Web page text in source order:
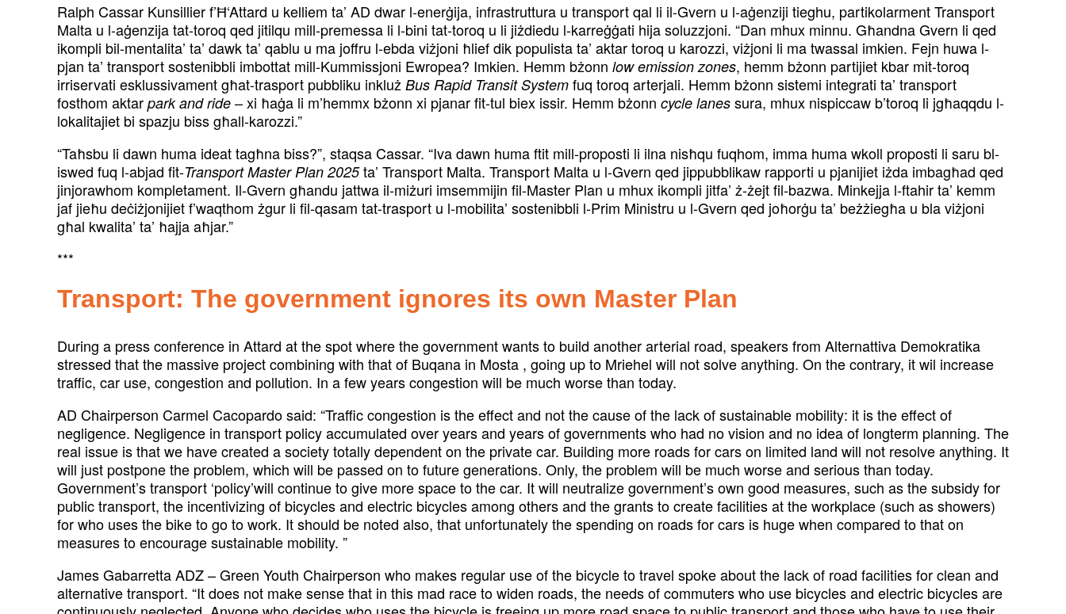
Ralph Cassar Kunsillier f’Ħ‘Attard u kelliem ta’ AD dwar l-enerġija, infrastruttura u transport qal li il-Gvern u l-aġenziji tieghu, partikolarment Transport
Malta u l-aġenzija tat-toroq qed jitilqu mill-premessa li l-bini tat-toroq u li jiżdiedu l-karreġġati hija soluzzjoni. “Dan mhux minnu. Għandna Gvern li qed
ikompli bil-mentalita’ ta’ dawk ta’ qablu u ma joffru l-ebda viżjoni ħlief dik populista ta’ aktar toroq u karozzi, viżjoni li ma twassal imkien. Fejn huwa l-
pjan ta’ transport sostenibbli imbottat mill-Kummissjoni Ewropea? Imkien. Hemm bżonn low emission zones, hemm bżonn partijiet kbar mit-toroq
irriservati esklussivament għat-trasport pubbliku inkluż Bus Rapid Transit System fuq toroq arterjali. Hemm bżonn sistemi integrati ta’ transport
fosthom aktar park and ride – xi ħaġa li m’hemmx bżonn xi pjanar fit-tul biex issir. Hemm bżonn cycle lanes sura, mhux nispiccaw b’toroq li jgħaqqdu l-
lokalitajiet bi spazju biss għall-karozzi.”
“Taħsbu li dawn huma ideat tagħna biss?”, staqsa Cassar. “Iva dawn huma ftit mill-proposti li ilna nisħqu fuqhom, imma huma wkoll proposti li saru bl-
iswed fuq l-abjad fit-Transport Master Plan 2025ta’ Transport Malta. Transport Malta u l-Gvern qed jippubblikaw rapporti u pjanijiet iżda imbagħad qed
jinjorawhom kompletament. Il-Gvern għandu jattwa il-miżuri imsemmijin fil-Master Plan u mhux ikompli jitfa’ ż-żejt fil-bazwa. Minkejja l-ftahir ta’ kemm
jaf jieħu deċiżjonijiet f’waqthom żgur li fil-qasam tat-trasport u l-mobilita’ sostenibbli l-Prim Ministru u l-Gvern qed joħorġu ta’ beżżiegħa u bla viżjoni
għal kwalita’ ta’ ħajja aħjar.”
***
Transport: The government ignores its own Master Plan
During a press conference in Attard at the spot where the government wants to build another arterial road, speakers from Alternattiva Demokratika
stressed that the massive project combining with that of Buqana in Mosta , going up to Mriehel will not solve anything. On the contrary, it wil increase
traffic, car use, congestion and pollution. In a few years congestion will be much worse than today.
AD Chairperson Carmel Cacopardo said: “Traffic congestion is the effect and not the cause of the lack of sustainable mobility: it is the effect of
negligence. Negligence in transport policy accumulated over years and years of governments who had no vision and no idea of longterm planning. The
real issue is that we have created a society totally dependent on the private car. Building more roads for cars on limited land will not resolve anything. It
will just postpone the problem, which will be passed on to future generations. Only, the problem will be much worse and serious than today.
Government’s transport ‘policy’will continue to give more space to the car. It will neutralize government’s own good measures, such as the subsidy for
public transport, the incentivizing of bicycles and electric bicycles among others and the grants to create facilities at the workplace (such as showers)
for who uses the bike to go to work. It should be noted also, that unfortunately the spending on roads for cars is huge when compared to that on
measures to encourage sustainable mobility. ”
James Gabarretta ADZ – Green Youth Chairperson who makes regular use of the bicycle to travel spoke about the lack of road facilities for clean and
alternative transport. “It does not make sense that in this mad race to widen roads, the needs of commuters who use bicycles and electric bicycles are